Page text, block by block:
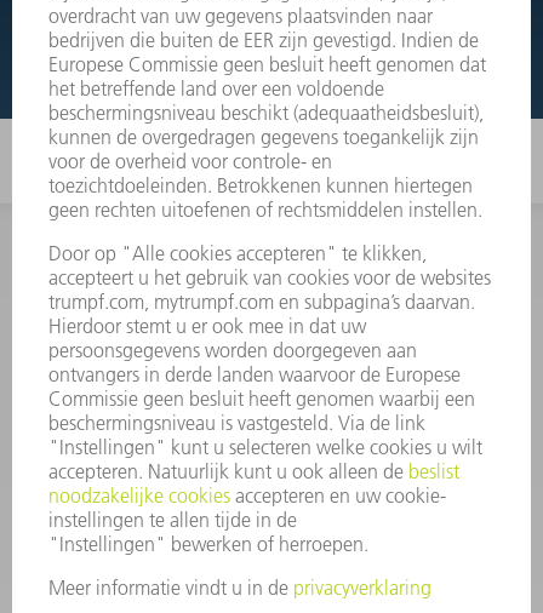
OPENGEWERKTE TEKENINGEN
INFORMATIE
Veel gestelde vragen
Algemene voorwaarden
CONTACT
+31 88 4002 400
Ma. - vr. 8.00 - 17.00 uur
onderdelen.tnl@de.trumpf.com